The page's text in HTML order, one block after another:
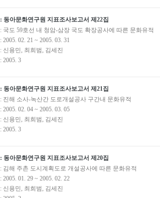
: 동아문화연구원 지표조사보고서 제22집
: 국도 59호선 내 청암-삼장 국도 확장공사에 따른 문화유적
: 2005. 02. 21 ~ 2005. 03. 31
: 신용민, 최희범, 김세진
: 2005. 3
: 동아문화연구원 지표조사보고서 제21집
: 진해 소사-녹산간 도로개설공사 구간내 문화유적
: 2005. 02. 04 ~ 2005. 03. 05
: 신용민, 최희범, 김세진
: 2005. 3
: 동아문화연구원 지표조사보고서 제20집
: 김해 주촌 도시계획도로 개설공사에 따른 문화유적
: 2005. 01. 29 ~ 2005. 02. 22
: 신용민, 최희범, 김세진